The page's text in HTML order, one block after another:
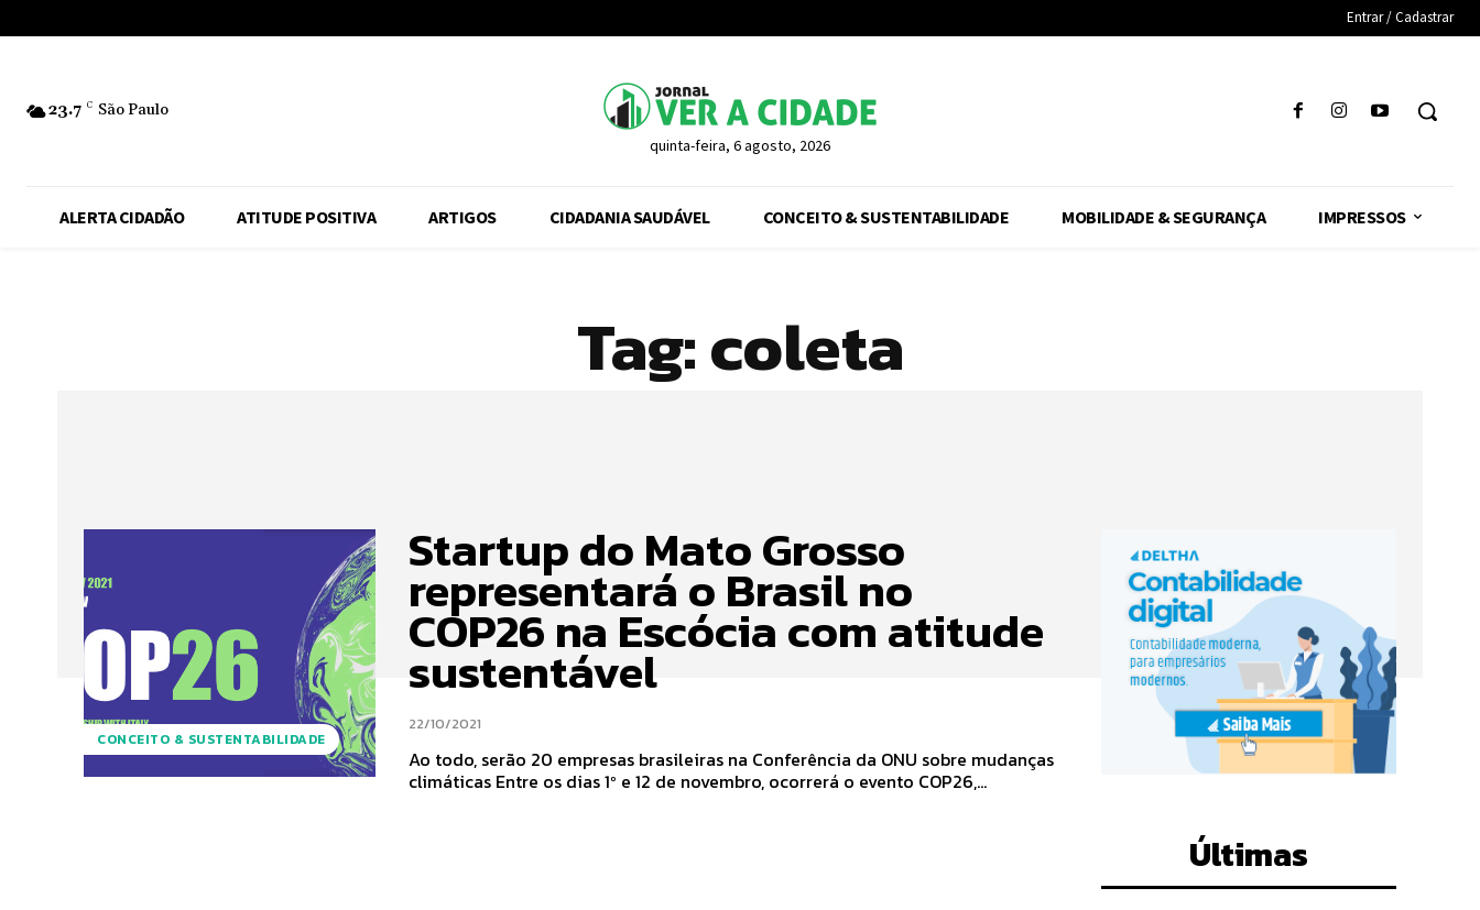
Entrar / Cadastrar
23.7 C São Paulo
quinta-feira, 6 agosto, 2026
ALERTA CIDADÃO ATITUDE POSITIVA ARTIGOS CIDADANIA SAUDÁVEL CONCEITO & SUSTENTABILIDADE MOBILIDADE & SEGURANÇA IMPRESSOS
Tag:coleta
CONCEITO & SUSTENTABILIDADE
Startup do Mato Grosso
representará o Brasil no
COP26 na Escócia com atitude
sustentável
22/10/2021
Ao todo, serão 20 empresas brasileiras na Conferência da ONU sobre mudanças
climáticas Entre os dias 1º e 12 de novembro, ocorrerá o evento COP26,...
Últimas